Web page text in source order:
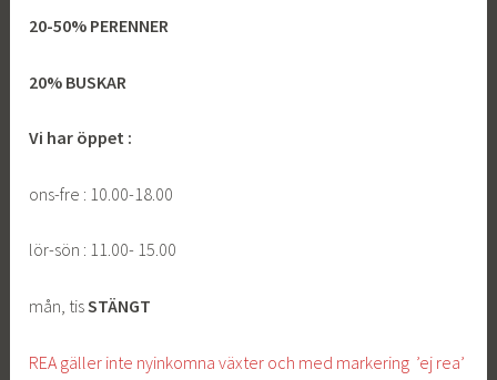
20-50% PERENNER
20% BUSKAR
Vi har öppet :
ons-fre : 10.00-18.00
lör-sön : 11.00- 15.00
mån, tisSTÄNGT
REA gäller inte nyinkomna växter och med markering ’ej rea’